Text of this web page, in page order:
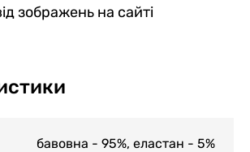
зображень на сайті
бавовна - 95%, еластан - 5%